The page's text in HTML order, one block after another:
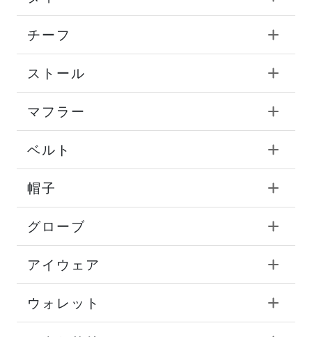
チーフ
ストール
マフラー
ベルト
帽子
グローブ
アイウェア
ウォレット